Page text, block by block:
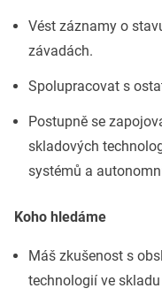
Vést záznamy o
závadách.
Spolupracovat s
Postupně se
skladových
systémů a
Koho hledáme
Máš zkušenost s
technologií ve